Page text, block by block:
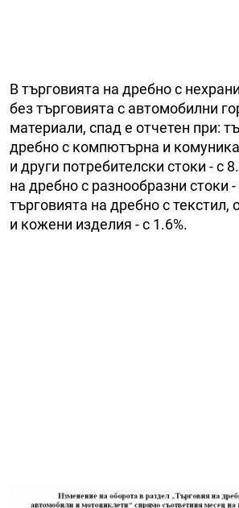
В търговията на дребно с
без търговията с автомобилни
материали, спад е отчетен при:
дребно с компютърна и
и други потребителски стоки - с
на дребно с разнообразни стоки -
търговията на дребно с текстил,
и кожени изделия - с 1.6%.